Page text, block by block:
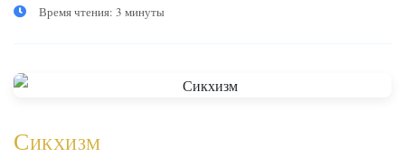
Время чтения: 3 минуты
Сикхизм